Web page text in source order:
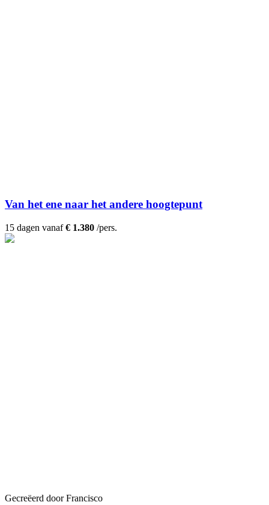
Van het ene naar het andere hoogtepunt
15 dagen vanaf€ 1.380 /pers.
Gecreëerd door Francisco